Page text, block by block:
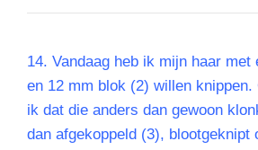
14. Vandaag heb ik mijn haar met
en 12 mm blok (2) willen knippen.
ik dat die anders dan gewoon
dan afgekoppeld (3),